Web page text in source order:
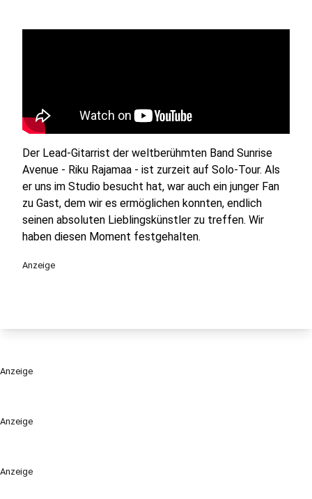
Anzeige
Anzeige
Der Lead-Gitarrist der weltberühmten Band Sunrise
Avenue - Riku Rajamaa - ist zurzeit auf Solo-Tour. Als
er uns im Studio besucht hat, war auch ein junger Fan
zu Gast, dem wir es ermöglichen konnten, endlich
seinen absoluten Lieblingskünstler zu treffen. Wir
haben diesen Moment festgehalten.
Anzeige
Anzeige